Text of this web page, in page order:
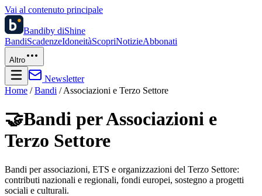
Vai al contenuto principale
Bandiby diShine
BandiScadenzeIdoneitàScopriNotizieAbbonati
Altro
Newsletter
Home /Bandi /Associazioni e Terzo Settore
🤝Bandi perAssociazioni e
Terzo Settore
Bandi per associazioni, ETS e organizzazioni del Terzo Settore:
contributi nazionali e regionali, fondi europei, sostegno a progetti
sociali e culturali.